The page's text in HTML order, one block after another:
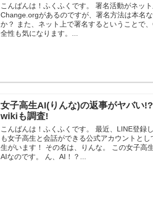
こんばんは！ふくふくです。 署名活動がネッ
Change.orgがあるのですが、署名方法は本名
か？ また、ネット上で署名するということで
全性も気になります。...
女子高生AI(りんな)の返事がヤバい
wikiも調査!
こんばんは！ふくふくです。 最近、LINE登録
も女子高生と会話ができる公式アカウントと
生がいます！ その名は、りんな。 この女子高
AIなのです。 ん、AI！？...